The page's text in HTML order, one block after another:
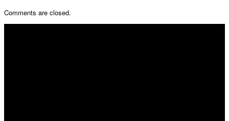
Comments are closed.